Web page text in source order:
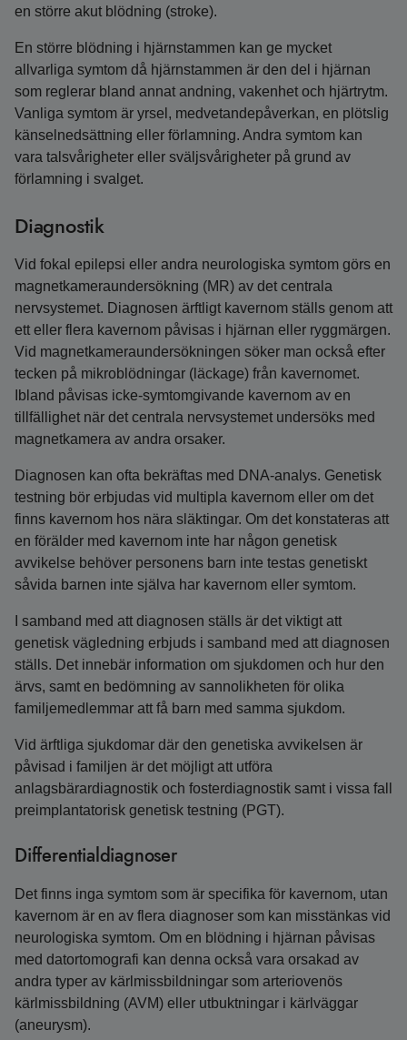
en större akut blödning (stroke).
En större blödning i hjärnstammen kan ge mycket
allvarliga symtom då hjärnstammen är den del i hjärnan
som reglerar bland annat andning, vakenhet och hjärtrytm.
Vanliga symtom är yrsel, medvetandepåverkan, en plötslig
känselnedsättning eller förlamning. Andra symtom kan
vara talsvårigheter eller sväljsvårigheter på grund av
förlamning i svalget.
Diagnostik
Vid fokal epilepsi eller andra neurologiska symtom görs en
magnetkameraundersökning (MR) av det centrala
nervsystemet. Diagnosen ärftligt kavernom ställs genom att
ett eller flera kavernom påvisas i hjärnan eller ryggmärgen.
Vid magnetkamera­undersökningen söker man också efter
tecken på mikroblödningar (läckage) från kavernomet.
Ibland påvisas icke-symtomgivande kavernom av en
tillfällighet när det centrala nervsystemet undersöks med
magnetkamera av andra orsaker.
Diagnosen kan ofta bekräftas med DNA‑analys. Genetisk
testning bör erbjudas vid multipla kavernom eller om det
finns kavernom hos nära släktingar. Om det konstateras att
en förälder med kavernom inte har någon genetisk
avvikelse behöver personens barn inte testas genetiskt
såvida barnen inte själva har kavernom eller symtom.
I samband med att diagnosen ställs är det viktigt att
genetisk vägledning erbjuds i samband med att diagnosen
ställs. Det innebär information om sjukdomen och hur den
ärvs, samt en bedömning av sannolikheten för olika
familjemedlemmar att få barn med samma sjukdom.
Vid ärftliga sjukdomar där den genetiska avvikelsen är
påvisad i familjen är det möjligt att utföra
anlagsbärardiagnostik och fosterdiagnostik samt i vissa fall
preimplantatorisk genetisk testning (PGT).
Differentialdiagnoser
Det finns inga symtom som är specifika för kavernom, utan
kavernom är en av flera diagnoser som kan misstänkas vid
neurologiska symtom. Om en blödning i hjärnan påvisas
med datortomografi kan denna också vara orsakad av
andra typer av kärlmissbildningar som arteriovenös
kärlmissbildning (AVM) eller utbuktningar i kärlväggar
(aneurysm).